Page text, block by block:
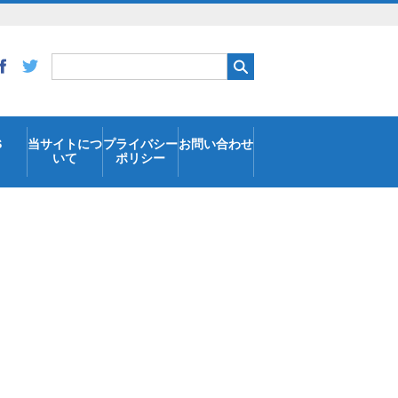
当サイトにつ
いて
プライバシー
ポリシー
お問い合わせ